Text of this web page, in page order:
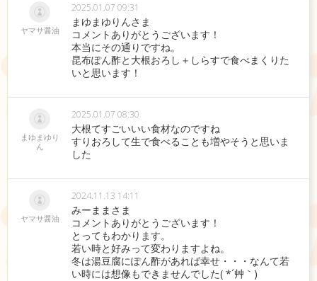
ヤマサ醤油
2025.01.07 09:31
まゆまゆりんさま
コメントありがとうございます！
本当にその通りですね。
昆布ぽん酢と大根おろし＋しらすで食べまくりた
いと思います！
まゆまゆり
ん
2025.01.07 08:30
大根てすごいいい食材なのですね
すりおろして生で食べることも増やそうと思いま
した
ヤマサ醤油
2024.11.13 14:11
みーままさま
コメントありがとうございます！
とってもわかります。
若い時と好みって変わりますよね。
冬は湯豆腐にぽん酢があれば幸せ・・・なんて若
い時には想像もできませんでした( *´艸｀)